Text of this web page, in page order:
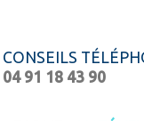
CONSEILS
04 91 18 43 90